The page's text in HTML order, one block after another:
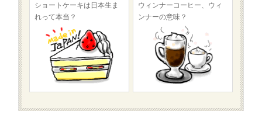
ショートケーキは日本生ま
れって本当？
ウィンナーコーヒー、ウィ
ンナーの意味？